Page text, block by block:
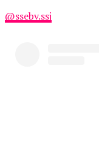
@ssebv.ssj